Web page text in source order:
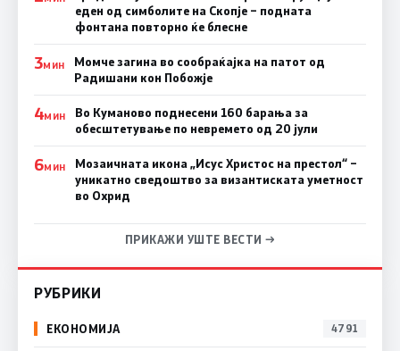
еден од симболите на Скопје – подната
фонтана повторно ќе блесне
3МИН
Момче загина во сообраќајка на патот од
Радишани кон Побожје
4МИН
Во Куманово поднесени 160 барања за
обесштетување по невремето од 20 јули
6МИН
Мозаичната икона „Исус Христос на престол“ –
уникатно сведоштво за византиската уметност
во Охрид
ПРИКАЖИ УШТЕ ВЕСТИ →
РУБРИКИ
ЕКОНОМИЈА 4791